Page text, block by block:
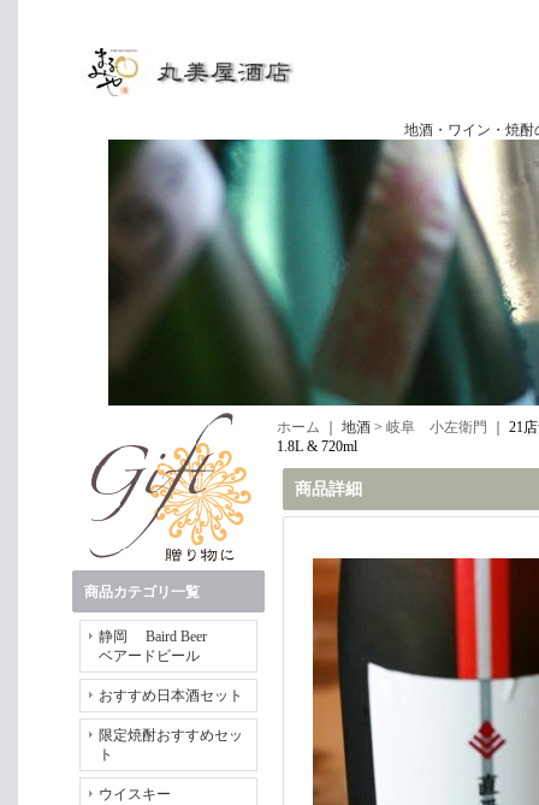
地酒・ワイン・焼酎の専門店
商品カテゴリ一覧
静岡 Baird Beer
ベアードビール
おすすめ日本酒セット
限定焼酎おすすめセッ
ト
ウイスキー
ホーム ｜ 地酒 > 岐阜 小左衛門
21
1.8L & 720ml
商品詳細